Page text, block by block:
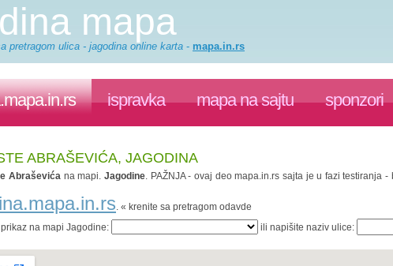
mapa
pretragom ulica - jagodina online karta - mapa.in.rs
ispravka mapa na sajtu sponzori
ABRAŠEVIĆA, JAGODINA
Abraševićana mapi. Jagodine. PAŽNJA - ovaj deo mapa.in.rs sajta je u fazi testiranja
. « krenite sa pretragom odavde
na mapi Jagodine:
ili napišite naziv ulice: